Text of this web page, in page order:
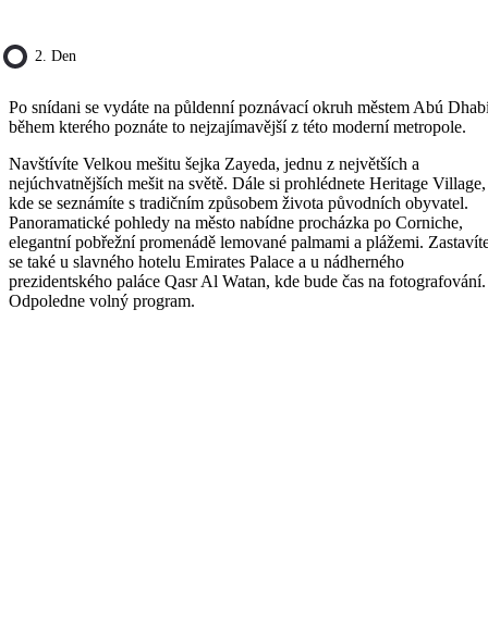
2. Den
Po snídani se vydáte na půldenní poznávací okruh městem Abú
během kterého poznáte to nejzajímavější z této moderní metropole.
Navštívíte Velkou mešitu šejka Zayeda, jednu z největších a
nejúchvatnějších mešit na světě. Dále si prohlédnete Heritage Village,
kde se seznámíte s tradičním způsobem života původních obyvatel.
Panoramatické pohledy na město nabídne procházka po Corniche,
elegantní pobřežní promenádě lemované palmami a plážemi.
se také u slavného hotelu Emirates Palace a u nádherného
prezidentského paláce Qasr Al Watan, kde bude čas na fotografování.
Odpoledne volný program.